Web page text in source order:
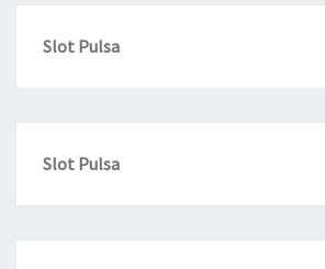
Slot Pulsa
Slot Pulsa